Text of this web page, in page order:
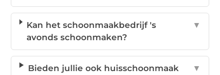
Kan het schoonmaakbedrijf 's
avonds schoonmaken?
▼
Bieden jullie ook huisschoonmaak
▼